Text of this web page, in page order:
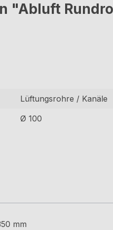
"Abluft
Lüftungsrohre / Kanäle
Ø 100